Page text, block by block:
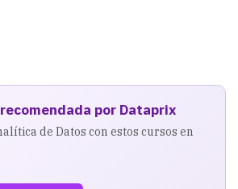
por Dataprix
de Datos con estos cursos en